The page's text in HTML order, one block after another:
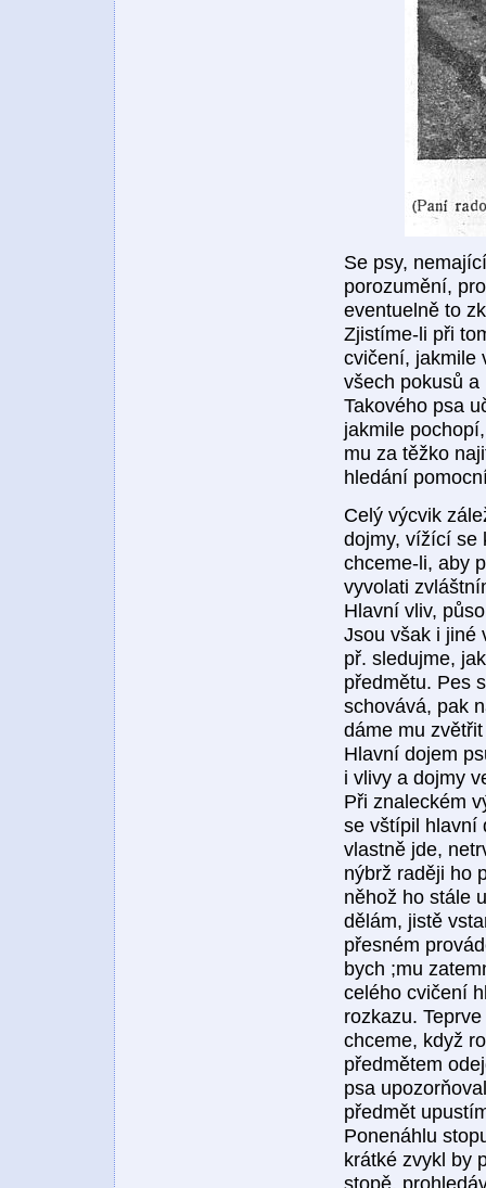
Se psy,
porozumění,
eventuelně to
Zjistíme-li při
cvičení, jakmile
všech pokusů
Takového psa
jakmile
mu za těžko
hledání
Celý výcvik
dojmy, vížící se
chceme-li, aby
vyvolati
Hlavní vliv,
Jsou však i jiné
př. sledujme,
předmětu. Pes
schovává, pak
dáme mu
Hlavní dojem
i vlivy a dojmy
Při znaleckém
se vštípil hlavní
vlastně jde,
nýbrž raději ho
něhož ho stále
dělám, jistě
přesném
bych ;mu
celého cvičení
rozkazu.
chceme, když
předmětem
psa
předmět
Ponenáhlu
krátké zvykl by
stopě,